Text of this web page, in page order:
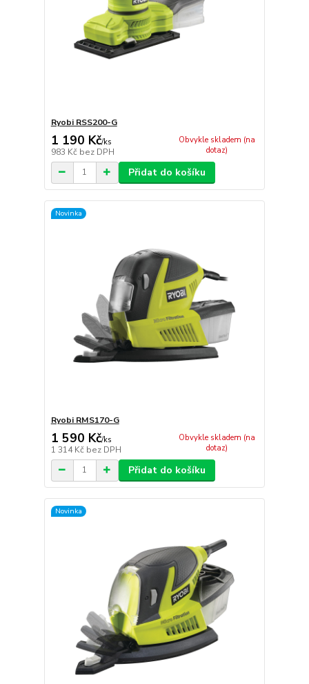
Ryobi RSS200-G
1 190 Kč/ks
983 Kč bez DPH
Obvykle skladem (na
dotaz)
Přidat do košíku
Novinka
Ryobi RMS170-G
1 590 Kč/ks
1 314 Kč bez DPH
Obvykle skladem (na
dotaz)
Přidat do košíku
Novinka